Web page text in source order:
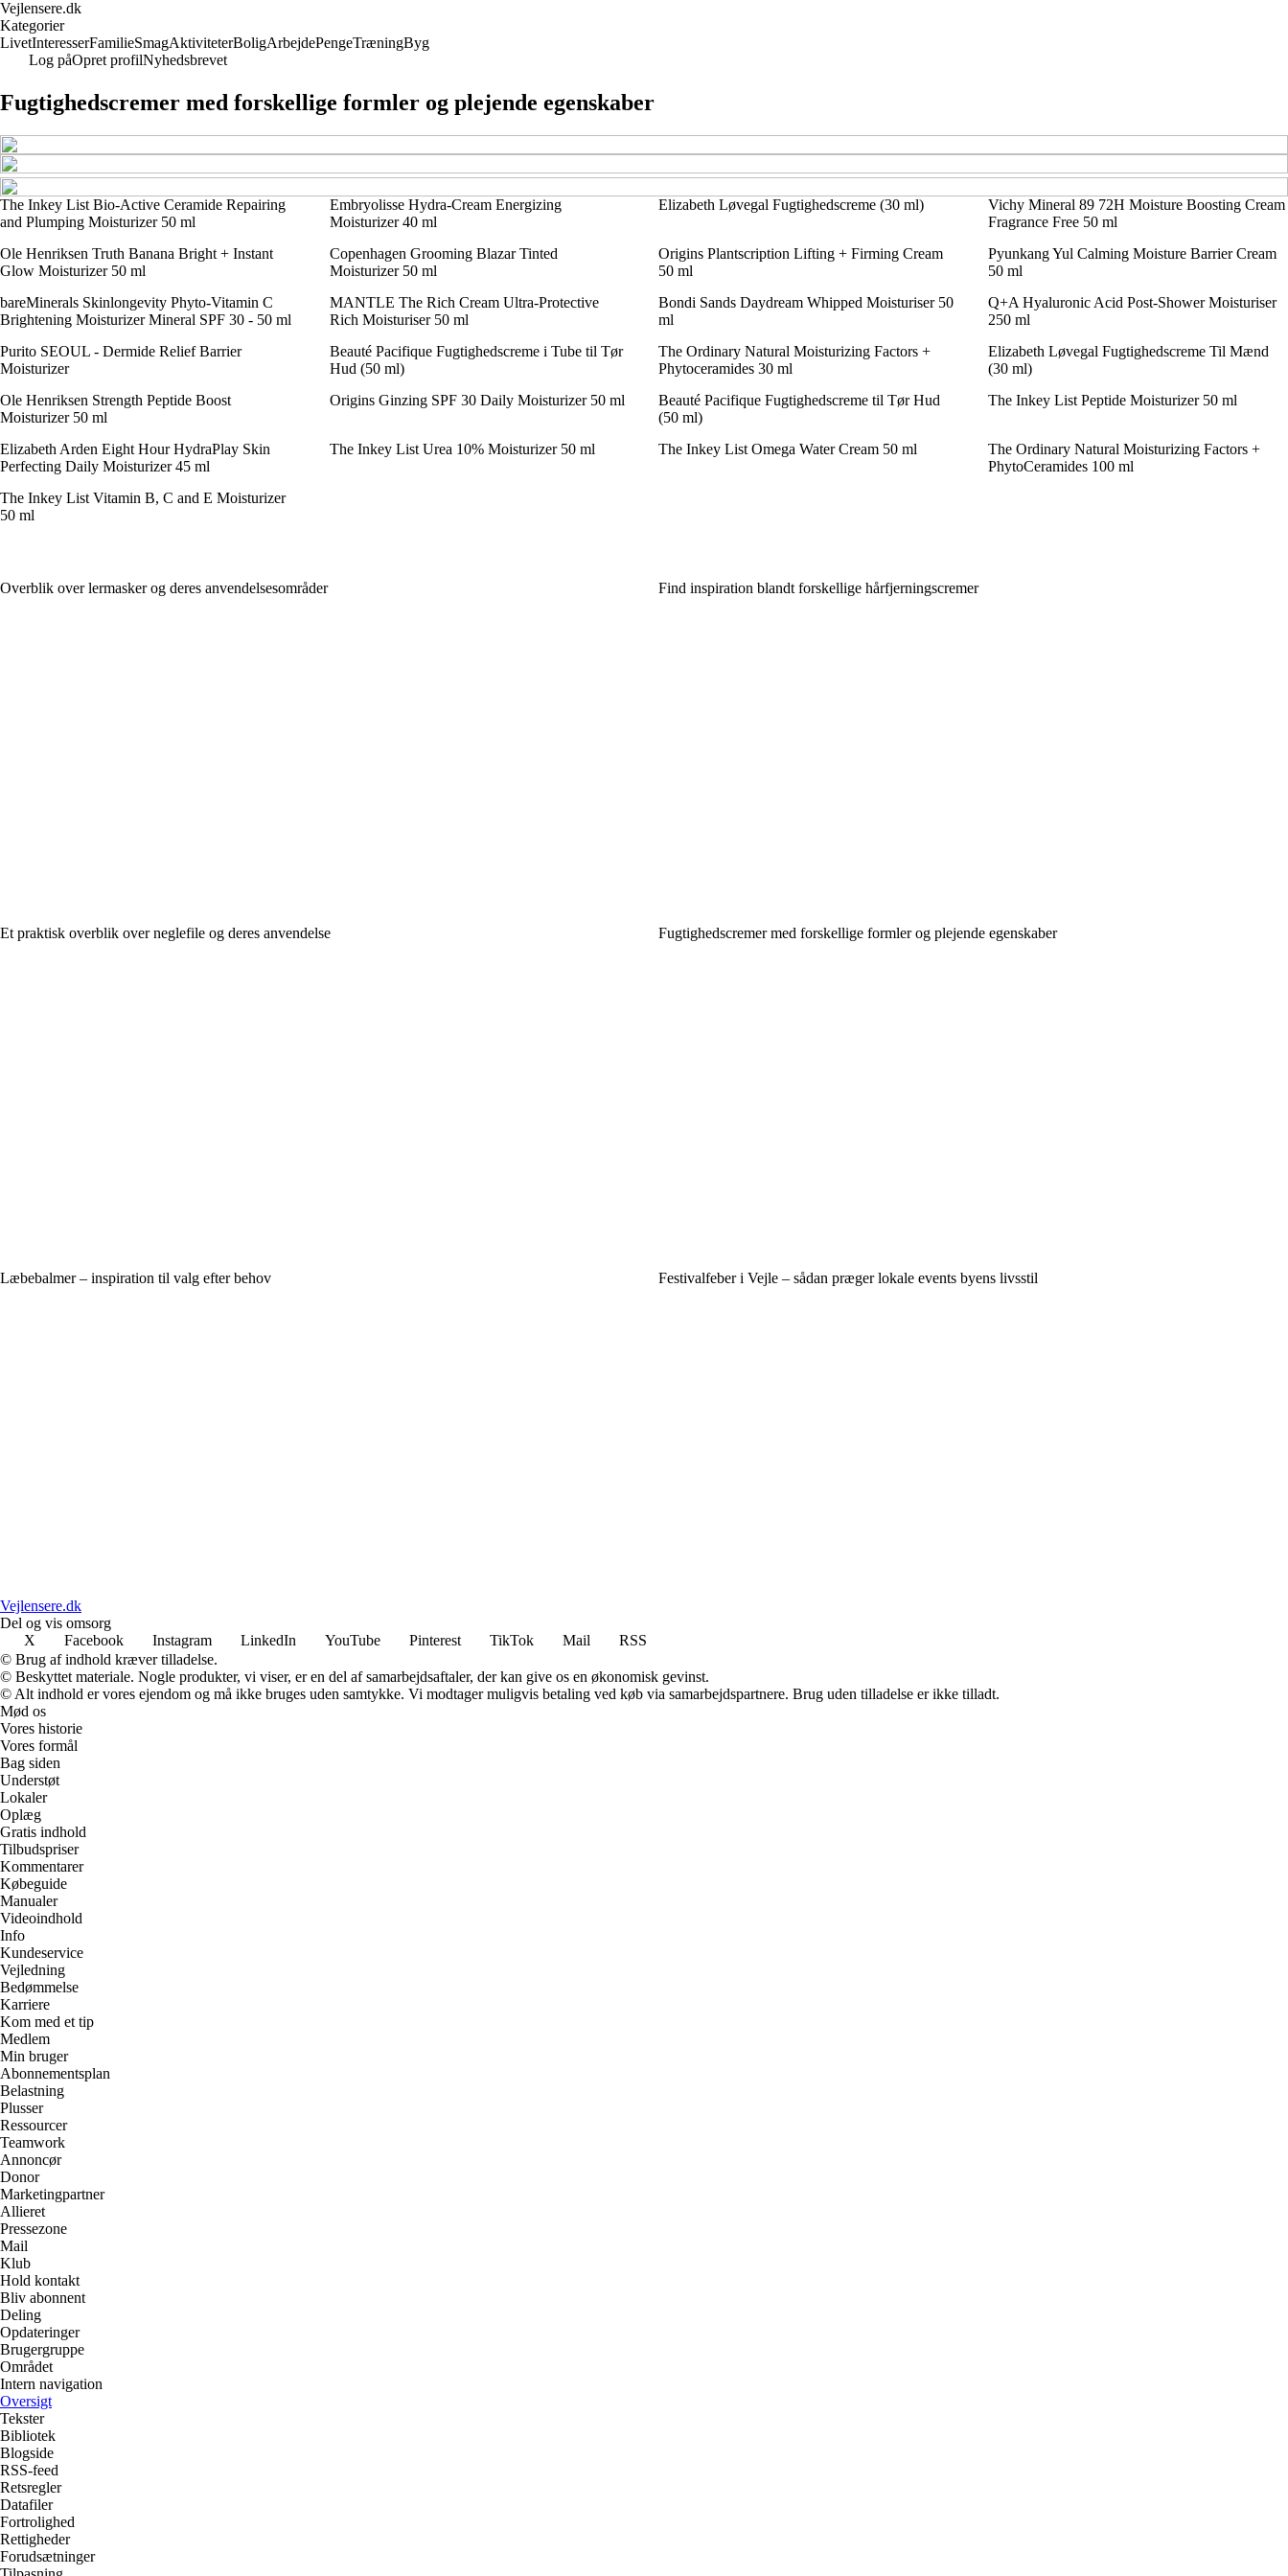
Vejlensere.dk
Kategorier
LivetInteresserFamilieSmagAktiviteterBoligArbejdePengeTræningByg
Log påOpret profilNyhedsbrevet
Fugtighedscremer med forskellige formler og plejende egenskaber
The Inkey List Bio-Active Ceramide Repairing
and Plumping Moisturizer 50 ml
Embryolisse Hydra-Cream Energizing
Moisturizer 40 ml
Elizabeth Løvegal Fugtighedscreme (30 ml)
Vichy Mineral 89 72H Moisture Boosting Cream
Fragrance Free 50 ml
Ole Henriksen Truth Banana Bright + Instant
Glow Moisturizer 50 ml
Copenhagen Grooming Blazar Tinted
Moisturizer 50 ml
Origins Plantscription Lifting + Firming Cream
50 ml
Pyunkang Yul Calming Moisture Barrier Cream
50 ml
bareMinerals Skinlongevity Phyto-Vitamin C
Brightening Moisturizer Mineral SPF 30 - 50 ml
MANTLE The Rich Cream Ultra-Protective
Rich Moisturiser 50 ml
Bondi Sands Daydream Whipped Moisturiser 50
ml
Q+A Hyaluronic Acid Post-Shower Moisturiser
250 ml
Purito SEOUL - Dermide Relief Barrier
Moisturizer
Beauté Pacifique Fugtighedscreme i Tube til Tør
Hud (50 ml)
The Ordinary Natural Moisturizing Factors +
Phytoceramides 30 ml
Elizabeth Løvegal Fugtighedscreme Til Mænd
(30 ml)
Ole Henriksen Strength Peptide Boost
Moisturizer 50 ml
Origins Ginzing SPF 30 Daily Moisturizer 50 ml
Beauté Pacifique Fugtighedscreme til Tør Hud
(50 ml)
The Inkey List Peptide Moisturizer 50 ml
Elizabeth Arden Eight Hour HydraPlay Skin
Perfecting Daily Moisturizer 45 ml
The Inkey List Urea 10% Moisturizer 50 ml The Inkey List Omega Water Cream 50 ml
The Ordinary Natural Moisturizing Factors +
PhytoCeramides 100 ml
The Inkey List Vitamin B, C and E Moisturizer
50 ml
Overblik over lermasker og deres anvendelsesområder Find inspiration blandt forskellige hårfjerningscremer
Et praktisk overblik over neglefile og deres anvendelse Fugtighedscremer med forskellige formler og plejende egenskaber
Læbebalmer – inspiration til valg efter behov Festivalfeber i Vejle – sådan præger lokale events byens livsstil
Vejlensere.dk
Del og vis omsorg
X
Facebook Instagram LinkedIn YouTube Pinterest TikTok Mail
RSS
© Brug af indhold kræver tilladelse.
© Beskyttet materiale. Nogle produkter, vi viser, er en del af samarbejdsaftaler, der kan give os en økonomisk gevinst.
© Alt indhold er vores ejendom og må ikke bruges uden samtykke. Vi modtager muligvis betaling ved køb via samarbejdspartnere. Brug uden tilladelse er ikke tilladt.
Mød os
Vores historie
Vores formål
Bag siden
Understøt
Lokaler
Oplæg
Gratis indhold
Tilbudspriser
Kommentarer
Købeguide
Manualer
Videoindhold
Info
Kundeservice
Vejledning
Bedømmelse
Karriere
Kom med et tip
Medlem
Min bruger
Abonnementsplan
Belastning
Plusser
Ressourcer
Teamwork
Annoncør
Donor
Marketingpartner
Allieret
Pressezone
Mail
Klub
Hold kontakt
Bliv abonnent
Deling
Opdateringer
Brugergruppe
Området
Intern navigation
Oversigt
Tekster
Bibliotek
Blogside
RSS-feed
Retsregler
Datafiler
Fortrolighed
Rettigheder
Forudsætninger